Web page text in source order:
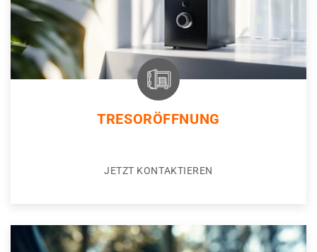
TRESORÖFFNUNG
JETZT KONTAKTIEREN